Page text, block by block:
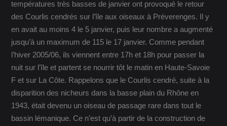
températures très basses de janvier ont provoqué le retour
des Courlis cendrés sur l’île aux oiseaux à Préverenges. Il y
en avait au moins 4 le 5 janvier, puis leur nombre a augmenté
jusqu’à un maximum de 115 le 17 janvier. Comme pendant
l’hiver 2005/06, ils viennent entre 17h et 18h pour passer la
nuit sur l’île et partent se nourrir tôt le matin en Haute-Savoie
F et sur La Côte. Rappelons que le Courlis cendré, suite à la
disparition des nicheurs dans la basse plain du Rhône en
1943, était devenu un oiseau de passage rare dans tout le
bassin lémanique. Ce n’est qu’à partir de la construction de